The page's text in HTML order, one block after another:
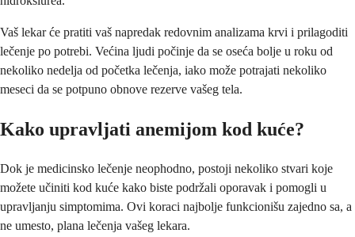
Vaš lekar će pratiti vaš napredak redovnim analizama krvi i prilagoditi
lečenje po potrebi. Većina ljudi počinje da se oseća bolje u roku od
nekoliko nedelja od početka lečenja, iako može potrajati nekoliko
meseci da se potpuno obnove rezerve vašeg tela.
Kako upravljati anemijom kod kuće?
Dok je medicinsko lečenje neophodno, postoji nekoliko stvari koje
možete učiniti kod kuće kako biste podržali oporavak i pomogli u
upravljanju simptomima. Ovi koraci najbolje funkcionišu zajedno sa, a
ne umesto, plana lečenja vašeg lekara.